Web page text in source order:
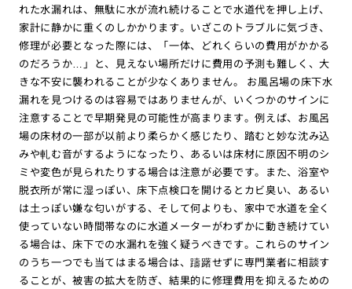
れた水漏れは、無駄に水が流れ続けることで水道代を押し上げ、
家計に静かに重くのしかかります。いざこのトラブルに気づき、
修理が必要となった際には、「一体、どれくらいの費用がかかる
のだろうか…」と、見えない場所だけに費用の予測も難しく、大
きな不安に襲われることが少なくありません。 お風呂場の床下水
漏れを見つけるのは容易ではありませんが、いくつかのサインに
注意することで早期発見の可能性が高まります。例えば、お風呂
場の床材の一部が以前より柔らかく感じたり、踏むと妙な沈み込
みや軋む音がするようになったり、あるいは床材に原因不明のシ
ミや変色が見られたりする場合は注意が必要です。また、浴室や
脱衣所が常に湿っぽい、床下点検口を開けるとカビ臭い、あるい
は土っぽい嫌な匂いがする、そして何よりも、家中で水道を全く
使っていない時間帯なのに水道メーターがわずかに動き続けてい
る場合は、床下での水漏れを強く疑うべきです。これらのサイン
のうち一つでも当てはまる場合は、躊躇せずに専門業者に相談す
ることが、被害の拡大を防ぎ、結果的に修理費用を抑えるための